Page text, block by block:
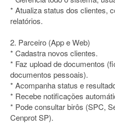
* Atualiza status dos clientes,
relatórios.
2. Parceiro (App e Web)
* Cadastra novos clientes.
* Faz upload de documentos
documentos pessoais).
* Acompanha status e
* Recebe notificações
* Pode consultar birôs (SPC,
Cenprot SP).